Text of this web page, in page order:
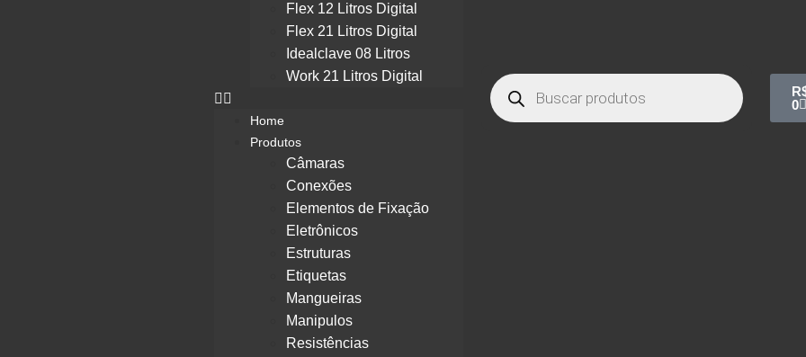
Flex 12 Litros Digital
Flex 21 Litros Digital
Idealclave 08 Litros
Work 21 Litros Digital
Home
Produtos
Câmaras
Conexões
Elementos de Fixação
Eletrônicos
Estruturas
Etiquetas
Mangueiras
Manipulos
Resistências
0